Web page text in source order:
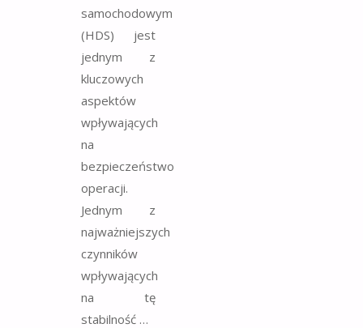
samochodowym
(HDS) jest
jednym z
kluczowych
aspektów
wpływających
na
bezpieczeństwo
operacji.
Jednym z
najważniejszych
czynników
wpływających
na tę
stabilność …